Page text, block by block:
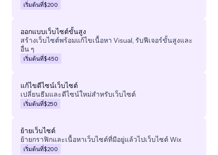
เริ่มต้นที่$200
ออกแบบเว็บไซต์ขั้นสูง
สร้างเว็บไซต์พร้อมแก้ไขเนื้อหา Visual, รับฟีเจอร์ขั้นสูงและ
อื่น ๆ
เริ่มต้นที่$450
แก้ไขดีไซน์เว็บไซต์
เปลี่ยนธีมและดีไซน์ใหม่สำหรับเว็บไซต์
เริ่มต้นที่$250
ย้ายเว็บไซต์
ย้ายกราฟิกและเนื้อหาเว็บไซต์ที่มีอยู่แล้วไปเว็บไซต์ Wix
เริ่มต้นที่$200